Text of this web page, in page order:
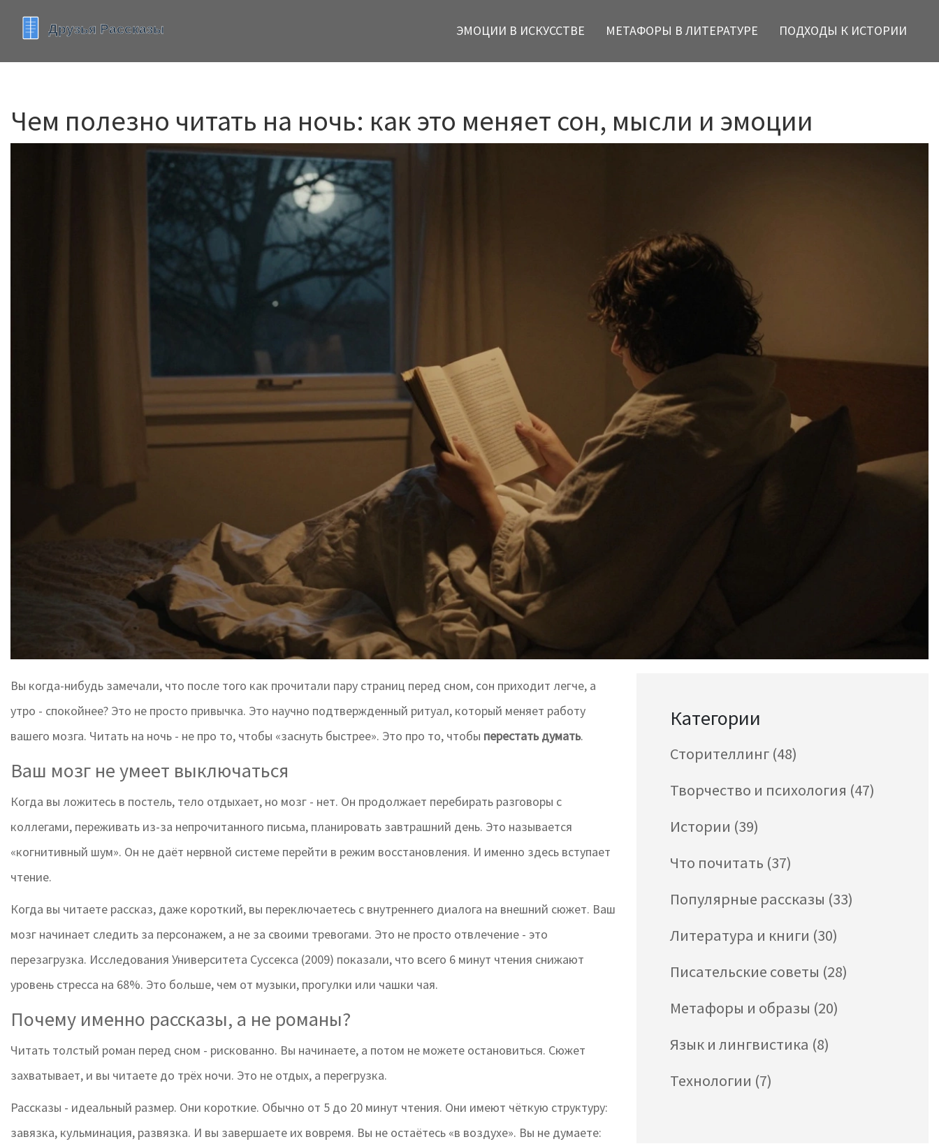
ЭМОЦИИ В ИСКУССТВЕ МЕТАФОРЫ В ЛИТЕРАТУРЕ ПОДХОДЫ К ИСТОРИИ
Чем полезно читать на ночь: как это меняет сон, мысли и эмоции
Вы когда-нибудь замечали, что после того как прочитали пару страниц перед сном, сон приходит легче, а
утро - спокойнее? Это не просто привычка. Это научно подтвержденный ритуал, который меняет работу
вашего мозга. Читать на ночь - не про то, чтобы «заснуть быстрее». Это про то, чтобы перестать думать.
Ваш мозг не умеет выключаться
Когда вы ложитесь в постель, тело отдыхает, но мозг - нет. Он продолжает перебирать разговоры с
коллегами, переживать из-за непрочитанного письма, планировать завтрашний день. Это называется
«когнитивный шум». Он не даёт нервной системе перейти в режим восстановления. И именно здесь вступает
чтение.
Когда вы читаете рассказ, даже короткий, вы переключаетесь с внутреннего диалога на внешний сюжет. Ваш
мозг начинает следить за персонажем, а не за своими тревогами. Это не просто отвлечение - это
перезагрузка. Исследования Университета Суссекса (2009) показали, что всего 6 минут чтения снижают
уровень стресса на 68%. Это больше, чем от музыки, прогулки или чашки чая.
Почему именно рассказы, а не романы?
Читать толстый роман перед сном - рискованно. Вы начинаете, а потом не можете остановиться. Сюжет
захватывает, и вы читаете до трёх ночи. Это не отдых, а перегрузка.
Рассказы - идеальный размер. Они короткие. Обычно от 5 до 20 минут чтения. Они имеют чёткую структуру:
завязка, кульминация, развязка. И вы завершаете их вовремя. Вы не остаётесь «в воздухе». Вы не думаете:
Категории
Сторителлинг (48)
Творчество и психология (47)
Истории (39)
Что почитать (37)
Популярные рассказы (33)
Литература и книги (30)
Писательские советы (28)
Метафоры и образы (20)
Язык и лингвистика (8)
Технологии (7)